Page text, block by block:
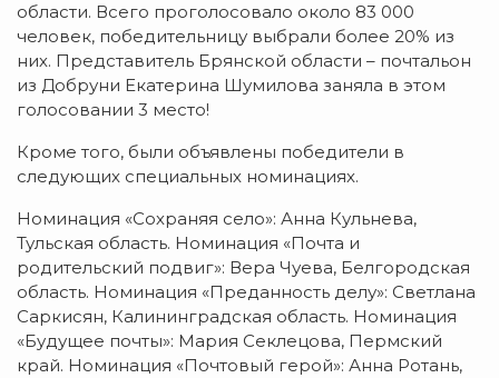
области. Всего проголосовало около 83 000
человек, победительницу выбрали более 20% из
них. Представитель Брянской области – почтальон
из Добруни Екатерина Шумилова заняла в этом
голосовании 3 место!
Кроме того, были объявлены победители в
следующих специальных номинациях.
Номинация «Сохраняя село»: Анна Кульнева,
Тульская область. Номинация «Почта и
родительский подвиг»: Вера Чуева, Белгородская
область. Номинация «Преданность делу»: Светлана
Саркисян, Калининградская область. Номинация
«Будущее почты»: Мария Секлецова, Пермский
край. Номинация «Почтовый герой»: Анна Ротань,